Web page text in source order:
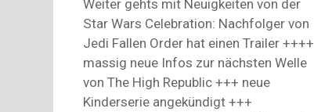
Weiter gehts mit Neuigkeiten von der
Star Wars Celebration: Nachfolger von
Jedi Fallen Order hat einen Trailer ++++
massig neue Infos zur nächsten Welle
von The High Republic +++ neue
Kinderserie angekündigt +++